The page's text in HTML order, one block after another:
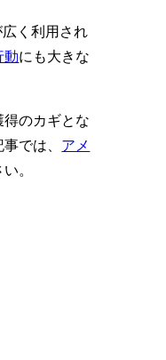
広く利用され
動にも大きな
のカギとな
では、 アメ
。